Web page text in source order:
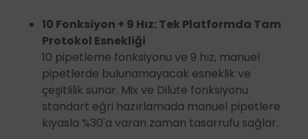
10 Fonksiyon + 9 Hız: Tek Platformda Tam
Protokol Esnekliği
10 pipetleme fonksiyonu ve 9 hız, manuel
pipetlerde bulunamayacak esneklik ve
çeşitlilik sunar. Mix ve Dilute fonksiyonu
standart eğri hazırlamada manuel pipetlere
kıyasla %30'a varan zaman tasarrufu sağlar.